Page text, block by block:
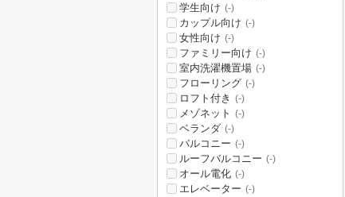
学生向け (-)
カップル向け (-)
女性向け (-)
ファミリー向け (-)
室内洗濯機置場 (-)
フローリング (-)
ロフト付き (-)
メゾネット (-)
ベランダ (-)
バルコニー (-)
ルーフバルコニー (-)
オール電化 (-)
エレベーター (-)